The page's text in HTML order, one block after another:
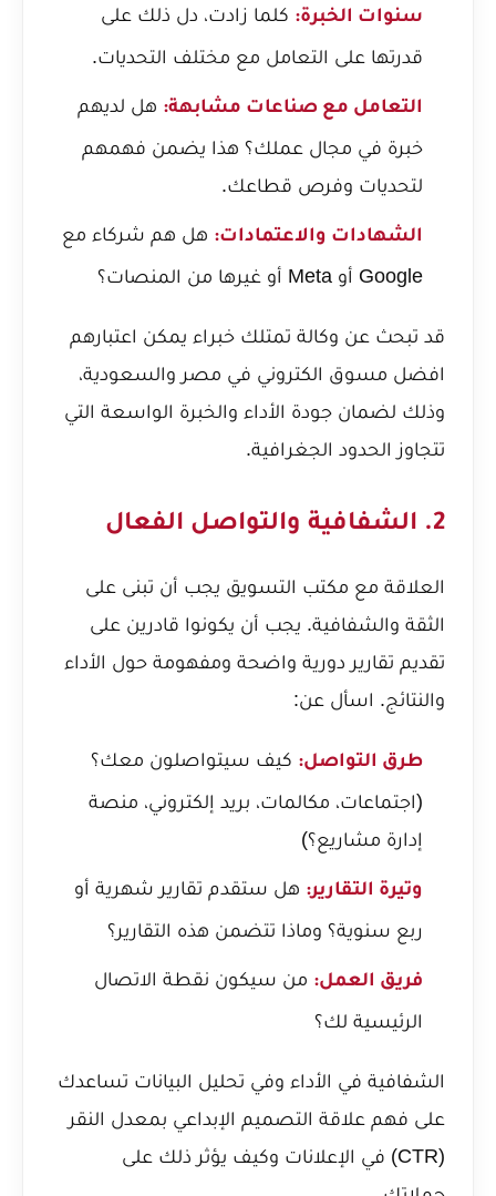
سنوات الخبرة: كلما زادت، دل ذلك على
قدرتها على التعامل مع مختلف التحديات.
التعامل مع صناعات مشابهة: هل لديهم
خبرة في مجال عملك؟ هذا يضمن فهمهم
لتحديات وفرص قطاعك.
الشهادات والاعتمادات: هل هم شركاء مع
Google أو Meta أو غيرها من المنصات؟
قد تبحث عن وكالة تمتلك خبراء يمكن اعتبارهم
افضل مسوق الكتروني في مصر والسعودية،
وذلك لضمان جودة الأداء والخبرة الواسعة التي
تتجاوز الحدود الجغرافية.
2. الشفافية والتواصل الفعال
العلاقة مع مكتب التسويق يجب أن تبنى على
الثقة والشفافية. يجب أن يكونوا قادرين على
تقديم تقارير دورية واضحة ومفهومة حول الأداء
والنتائج. اسأل عن:
طرق التواصل: كيف سيتواصلون معك؟
(اجتماعات، مكالمات، بريد إلكتروني، منصة
إدارة مشاريع؟)
وتيرة التقارير: هل ستقدم تقارير شهرية أو
ربع سنوية؟ وماذا تتضمن هذه التقارير؟
فريق العمل: من سيكون نقطة الاتصال
الرئيسية لك؟
الشفافية في الأداء وفي تحليل البيانات تساعدك
على فهم علاقة التصميم الإبداعي بمعدل النقر
(CTR) في الإعلانات
وكيف يؤثر ذلك على